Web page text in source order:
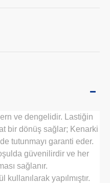
ve dengelidir. Lastiğin
bir dönüş sağlar; Kenarki
tutunmayı garanti eder.
güvenilirdir ve her
sağlanır.
yapılmıştır.